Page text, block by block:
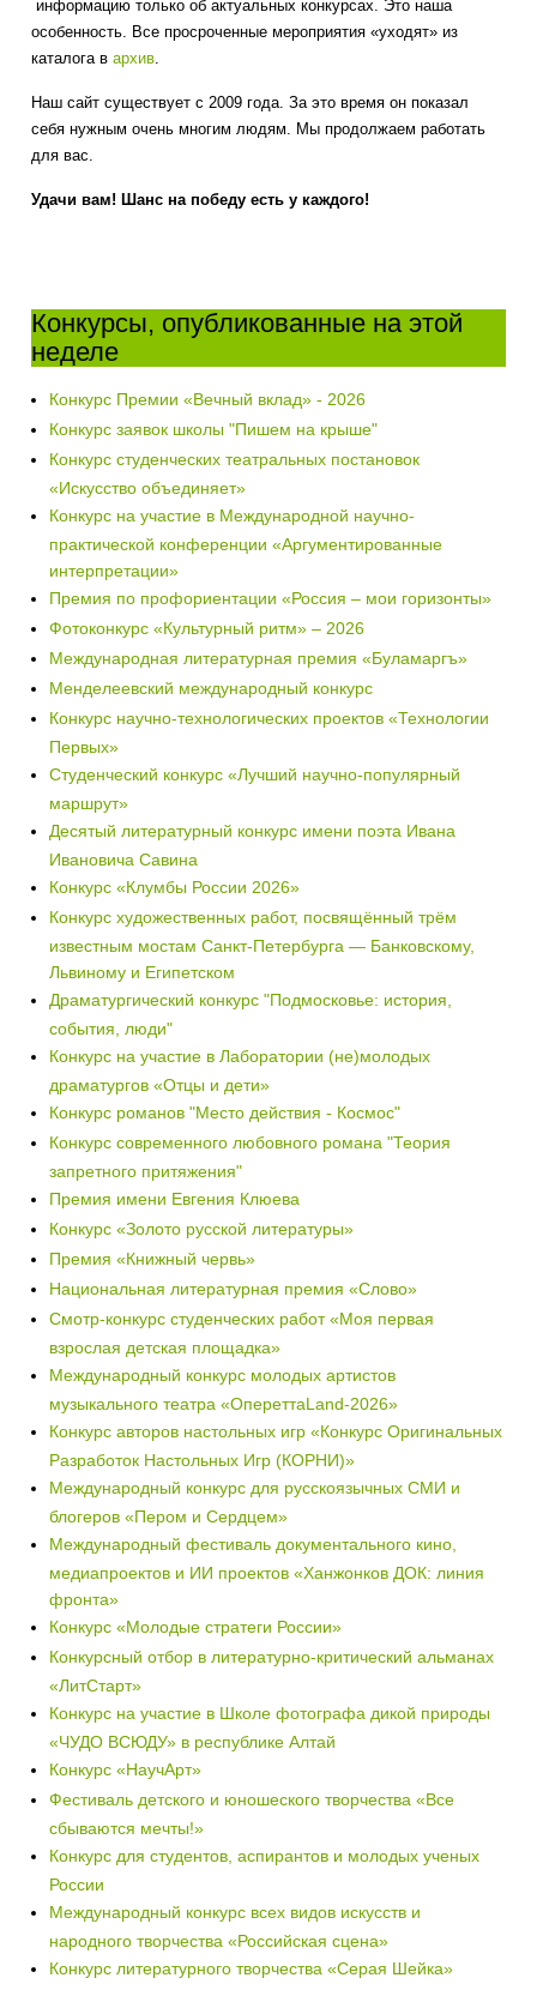
информацию только об актуальных конкурсах. Это наша
особенность. Все просроченные мероприятия «уходят» из
каталога вархив.
Наш сайт существует с 2009 года. За это время он показал
себя нужным очень многим людям. Мы продолжаем работать
для вас.
Удачи вам! Шанс на победу есть у каждого!
Конкурсы, опубликованные на этой
неделе
Конкурс Премии «Вечный вклад» - 2026
Конкурс заявок школы "Пишем на крыше"
Конкурс студенческих театральных постановок
«Искусство объединяет»
Конкурс на участие в Международной научно-
практической конференции «Аргументированные
интерпретации»
Премия по профориентации «Россия – мои горизонты»
Фотоконкурс «Культурный ритм» – 2026
Международная литературная премия «Буламаргъ»
Менделеевский международный конкурс
Конкурс научно-технологических проектов «Технологии
Первых»
Студенческий конкурс «Лучший научно-популярный
маршрут»
Десятый литературный конкурс имени поэта Ивана
Ивановича Савина
Конкурс «Клумбы России 2026»
Конкурс художественных работ, посвящённый трём
известным мостам Санкт-Петербурга — Банковскому,
Львиному и Египетском
Драматургический конкурс "Подмосковье: история,
события, люди"
Конкурс на участие в Лаборатории (не)молодых
драматургов «Отцы и дети»
Конкурс романов "Место действия - Космос"
Конкурс современного любовного романа "Теория
запретного притяжения"
Премия имени Евгения Клюева
Конкурс «Золото русской литературы»
Премия «Книжный червь»
Национальная литературная премия «Слово»
Смотр-конкурс студенческих работ «Моя первая
взрослая детская площадка»
Международный конкурс молодых артистов
музыкального театра «ОпереттаLand-2026»
Конкурс авторов настольных игр «Конкурс Оригинальных
Разработок Настольных Игр (КОРНИ)»
Международный конкурс для русскоязычных СМИ и
блогеров «Пером и Сердцем»
Международный фестиваль документального кино,
медиапроектов и ИИ проектов «Ханжонков ДОК: линия
фронта»
Конкурс «Молодые стратеги России»
Конкурсный отбор в литературно-критический альманах
«ЛитСтарт»
Конкурс на участие в Школе фотографа дикой природы
«ЧУДО ВСЮДУ» в республике Алтай
Конкурс «НаучАрт»
Фестиваль детского и юношеского творчества «Все
сбываются мечты!»
Конкурс для студентов, аспирантов и молодых ученых
России
Международный конкурс всех видов искусств и
народного творчества «Российская сцена»
Конкурс литературного творчества «Серая Шейка»